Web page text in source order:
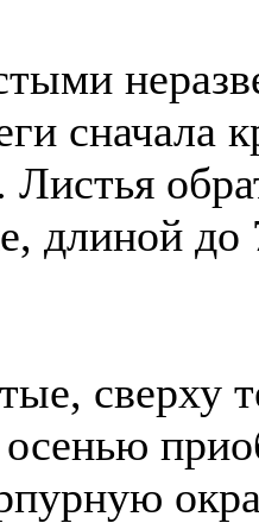
сначала
длиной
сверху